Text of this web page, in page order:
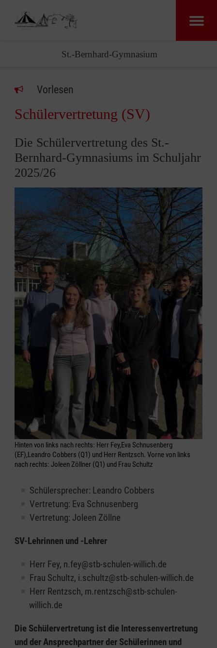
St.-Bernhard-Gymnasium
Vorlesen
Schülervertretung (SV)
Die Schülervertretung des St.-
Bernhard-Gymnasiums im Schuljahr
2025/26
Hinten von links nach rechts: Herr Fey,Eva Schnusenberg
(EF),Leandro Cobbers (Q1) und Herr Rentzsch. Vorne von links
nach rechts: Joleen Zöllner (Q1) und Frau Schultz
Schülersprecher: Leandro Cobbers
Vertretung: Eva Schnusenberg
Vertretung: Joleen Zöllne
SV-Lehrinnen und -Lehrer
Herr Fey, n.fey@stb-schulen-willich.de
Frau Schultz, i.schultz@stb-schulen-willich.de
Herr Rentzsch, m.rentzsch@stb-schulen-
willich.de
Die Schülervertretung ist die Interessenvertretung
und der Ansprechpartner der Schülerinnen und